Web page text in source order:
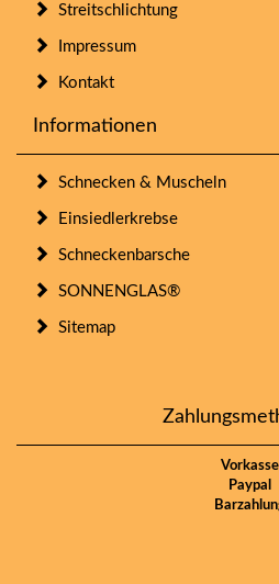
Streitschlichtung
Impressum
Kontakt
Informationen
Schnecken & Muscheln
Einsiedlerkrebse
Schneckenbarsche
SONNENGLAS®
Sitemap
Vorkasse
Paypal